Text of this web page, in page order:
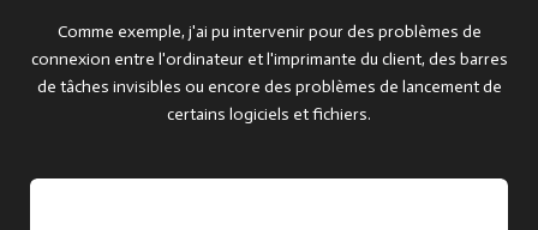
Comme exemple, j'ai pu intervenir pour des problèmes de
connexion entre l'ordinateur et l'imprimante du client, des barres
de tâches invisibles ou encore des problèmes de lancement de
certains logiciels et fichiers.